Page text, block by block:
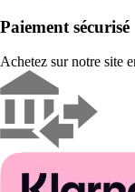
Paiement sécurisé
Achetez sur notre site